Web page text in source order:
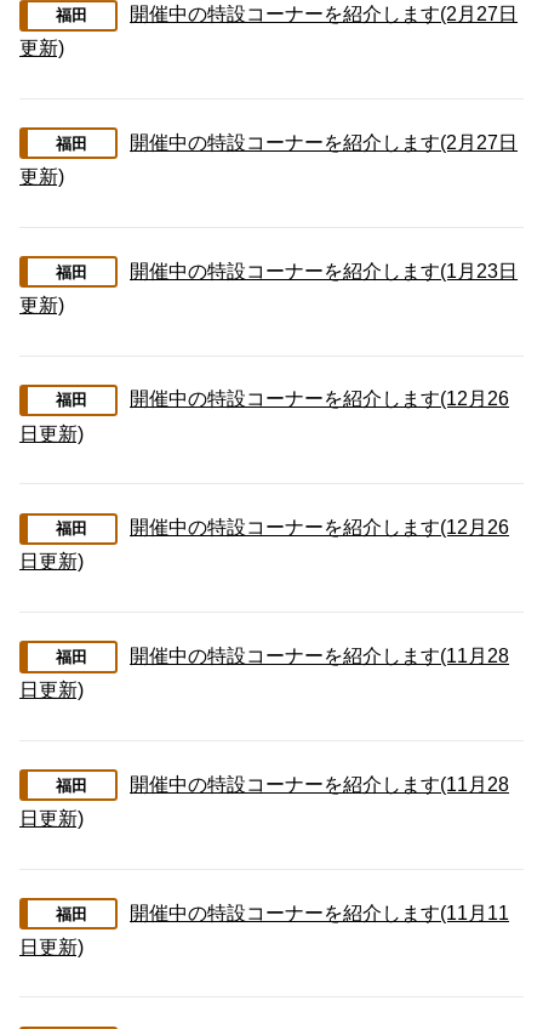
福田
開催中の特設コーナーを紹介します(2月27日
更新)
福田
開催中の特設コーナーを紹介します(2月27日
更新)
福田
開催中の特設コーナーを紹介します(1月23日
更新)
福田
開催中の特設コーナーを紹介します(12月26
日更新)
福田
開催中の特設コーナーを紹介します(12月26
日更新)
福田
開催中の特設コーナーを紹介します(11月28
日更新)
福田
開催中の特設コーナーを紹介します(11月28
日更新)
福田
開催中の特設コーナーを紹介します(11月11
日更新)